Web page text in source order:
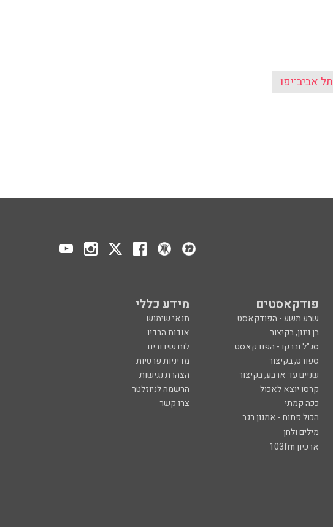
תל אביב־יפו
פודקאסטים מידע כללי
שבע תשע - הפודקאסט
תנאי שימוש
בן וינון, בקיצור
אודות הרדיו
סג"ל וברקו - הפודקאסט
לוח שידורים
ספורט, בקיצור
מדיניות פרטיות
שניים עד ארבע, בקיצור
הצהרת נגישות
קרסו יוצא לאכול
הרשמה לניוזלטר
ככה קמתי
צרו קשר
הכול פתוח - אמנון רגב
מילים ולחן
ארכיון 103fm